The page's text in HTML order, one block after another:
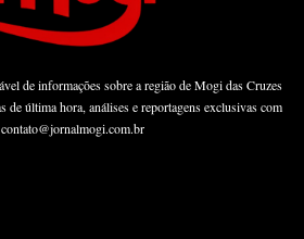
de informações sobre a região de Mogi das Cruzes
de última hora, análises e reportagens exclusivas com
contato@jornalmogi.com.br